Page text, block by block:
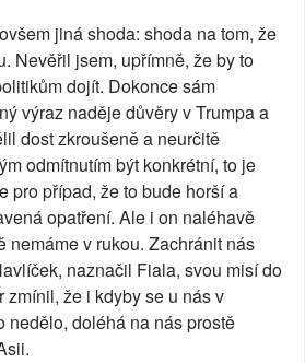
jiná shoda: shoda na tom, že
Nevěřil jsem, upřímně, že by to
dojít. Dokonce sám
výraz naděje důvěry v Trumpa a
dost zkroušeně a neurčitě
odmítnutím být konkrétní, to je
pro případ, že to bude horší a
opatření. Ale i on naléhavě
nemáme v rukou. Zachránit nás
naznačil Fiala, svou misí do
že i kdyby se u nás v
nedělo, doléhá na nás prostě